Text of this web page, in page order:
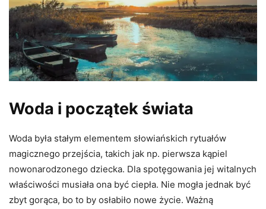
Woda i początek świata
Woda była stałym elementem słowiańskich rytuałów
magicznego przejścia, takich jak np. pierwsza kąpiel
nowonarodzonego dziecka. Dla spotęgowania jej witalnych
właściwości musiała ona być ciepła. Nie mogła jednak być
zbyt gorąca, bo to by osłabiło nowe życie. Ważną